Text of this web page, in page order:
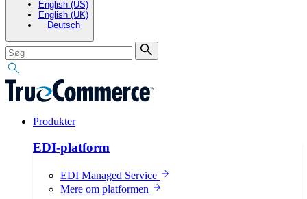
English (US)
English (UK)
Deutsch
Produkter
EDI-platform
EDI Managed Service
Mere om platformen